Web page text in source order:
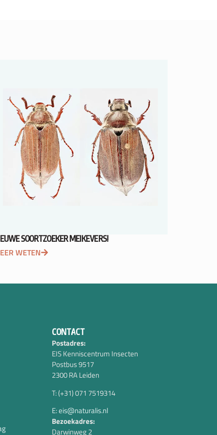
SOORTZOEKER MEIKEVERS!
WETEN
CONTACT
Postadres:
EIS Kenniscentrum Insecten
Postbus 9517
2300 RA Leiden
T: (+31) 071 7519314
E: eis@naturalis.nl
Bezoekadres:
Darwinweg 2